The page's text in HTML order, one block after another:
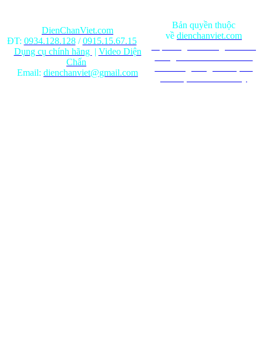
DienChanViet.com
ĐT: 0934.128.128/0915.15.67.15
Dụng cụ chính hãng | Video Diện
Chẩn
Email: dienchanviet@gmail.com
Bản quyền thuộc
về dienchanviet.com